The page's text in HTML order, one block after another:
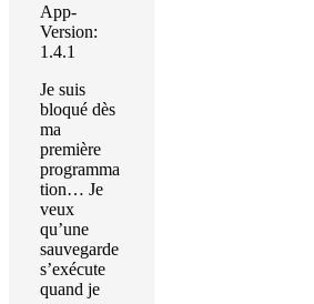
App-
Version:
1.4.1
Je suis
bloqué dès
ma
première
programma
tion… Je
veux
qu’une
sauvegarde
s’exécute
quand je